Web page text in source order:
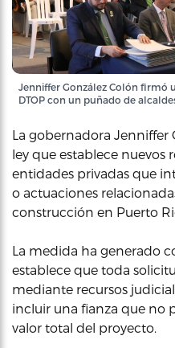
Jenniffer González Colón firmó
DTOP con un puñado de
La gobernadora Jenniffer
ley que establece nuevos
entidades privadas que
o actuaciones
construcción en Puerto
La medida ha generado
establece que toda
mediante recursos
incluir una fianza que no
valor total del proyecto.